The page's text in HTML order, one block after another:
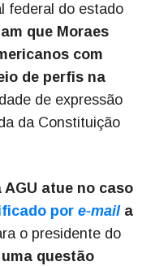
federal do estado
que Moraes
com
de perfis na
de expressão
da Constituição
atue no caso
por e-mail a
o presidente do
questão